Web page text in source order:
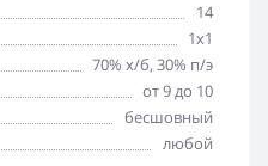
14
1х1
70% х/б, 30% п/э
от 9 до 10
бесшовный
любой